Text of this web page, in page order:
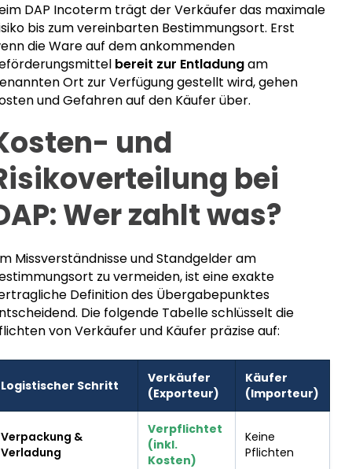
DAP Incoterm trägt der Verkäufer das maximale
bis zum vereinbarten Bestimmungsort. Erst
die Ware auf dem ankommenden
bereit zur Entladungam
Ort zur Verfügung gestellt wird, gehen
und Gefahren auf den Käufer über.
und
bei
Wer zahlt was?
Missverständnisse und Standgelder am
zu vermeiden, ist eine exakte
Definition des Übergabepunktes
Die folgende Tabelle schlüsselt die
von Verkäufer und Käufer präzise auf:
Logistischer Schritt
Verkäufer
(Exporteur)
Käufer
(Importeur)
Verpackung &
Verladung
Verpflichtet
(inkl.
Kosten)
Keine
Pflichten